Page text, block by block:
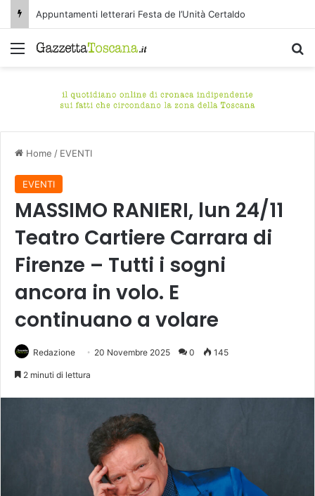
Appuntamenti letterari Festa de l’Unità Certaldo
Menu
Home / EVENTI
EVENTI
MASSIMO RANIERI, lun 24/11
Teatro Cartiere Carrara di
Firenze – Tutti i sogni
ancora in volo. E
continuano a volare
Redazione 20 Novembre 2025 0 145
2 minuti di lettura